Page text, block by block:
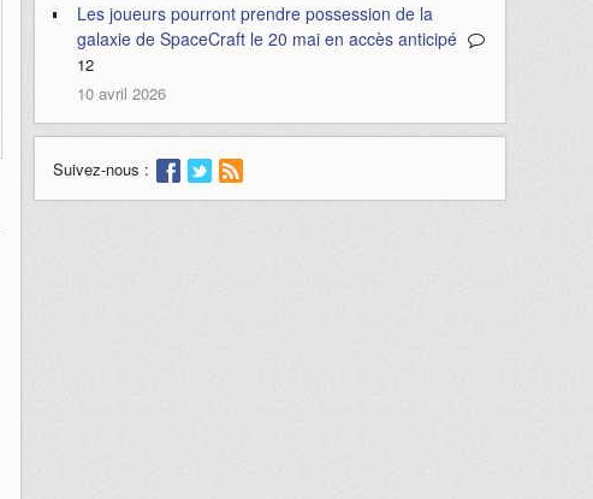
Les joueurs pourront prendre possession de la
galaxie de SpaceCraft le 20 mai en accès anticipé
12
10 avril 2026
Suivez-nous :